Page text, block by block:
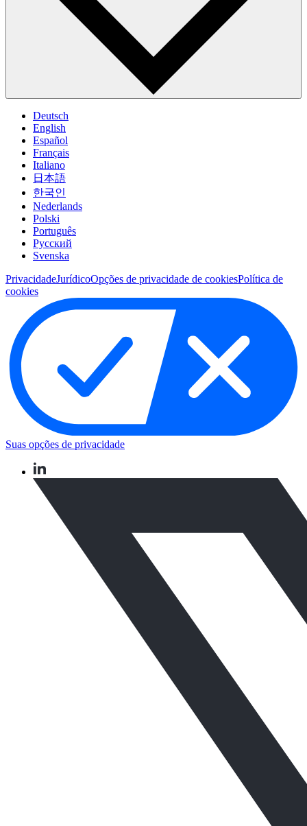
Deutsch
English
Español
Français
Italiano
日本語
한국인
Nederlands
Polski
Português
Pусский
Svenska
PrivacidadeJurídicoOpções de privacidade de cookiesPolítica de
cookies
Suas opções de privacidade